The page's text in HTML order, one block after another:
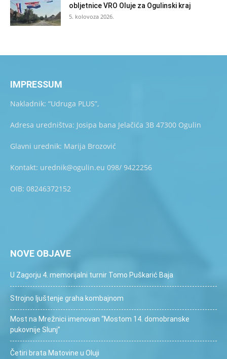
obljetnice VRO Oluje za Ogulinski kraj
5. kolovoza 2026.
IMPRESSUM
Nakladnik: “Udruga PLUS”,
Adresa uredništva: Josipa bana Jelačića 3B 47300 Ogulin
Glavni urednik: Marija Brozović
Kontakt: urednik@ogulin.eu 098/ 9422256
OIB: 08246372152
NOVE OBJAVE
U Zagorju 4. memorijalni turnir Tomo Puškarić Baja
Strojno ljuštenje graha kombajnom
Most na Mrežnici imenovan “Mostom 14. domobranske
pukovnije Slunj”
Četiri brata Matovine u Oluji